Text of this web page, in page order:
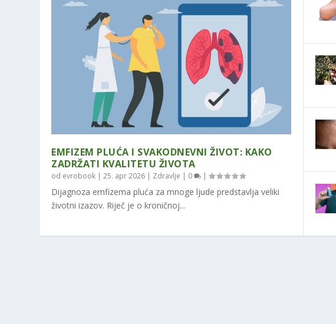
EMFIZEM PLUĆA I SVAKODNEVNI ŽIVOT: KAKO
ZADRŽATI KVALITETU ŽIVOTA
od evrobook |25. apr 2026 | Zdravlje | 0 |
Dijagnoza emfizema pluća za mnoge ljude predstavlja veliki
životni izazov. Riječ je o kroničnoj...